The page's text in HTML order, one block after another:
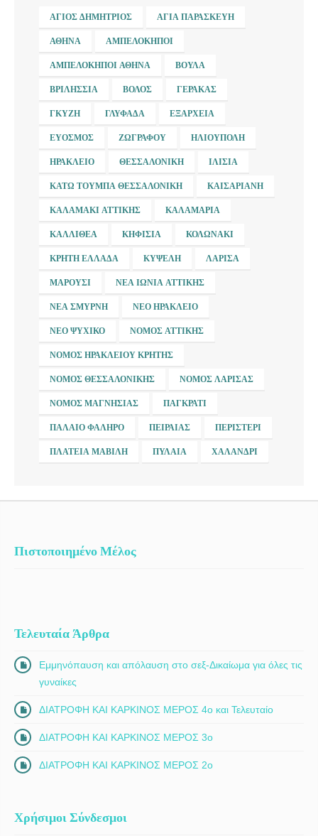
ΆΓΙΟΣ ΔΗΜΉΤΡΙΟΣ ΑΓΊΑ ΠΑΡΑΣΚΕΥΉ
ΑΘΉΝΑ ΑΜΠΕΛΌΚΗΠΟΙ
ΑΜΠΕΛΌΚΗΠΟΙ ΑΘΉΝΑ ΒΟΎΛΑ
ΒΡΙΛΉΣΣΙΑ ΒΌΛΟΣ ΓΈΡΑΚΑΣ
ΓΚΎΖΗ ΓΛΥΦΆΔΑ ΕΞΆΡΧΕΙΑ
ΕΎΟΣΜΟΣ ΖΩΓΡΆΦΟΥ ΗΛΙΟΎΠΟΛΗ
ΗΡΆΚΛΕΙΟ ΘΕΣΣΑΛΟΝΊΚΗ ΙΛΊΣΙΑ
ΚΆΤΩ ΤΟΎΜΠΑ ΘΕΣΣΑΛΟΝΊΚΗ ΚΑΙΣΑΡΙΑΝΉ
ΚΑΛΑΜΆΚΙ ΑΤΤΙΚΉΣ ΚΑΛΑΜΑΡΙΆ
ΚΑΛΛΙΘΈΑ ΚΗΦΙΣΙΆ ΚΟΛΩΝΆΚΙ
ΚΡΉΤΗ ΕΛΛΆΔΑ ΚΥΨΈΛΗ ΛΆΡΙΣΑ
ΜΑΡΟΎΣΙ ΝΈΑ ΙΩΝΊΑ ΑΤΤΙΚΉΣ
ΝΈΑ ΣΜΎΡΝΗ ΝΈΟ ΗΡΆΚΛΕΙΟ
ΝΈΟ ΨΥΧΙΚΌ ΝΟΜΌΣ ΑΤΤΙΚΉΣ
ΝΟΜΌΣ ΗΡΑΚΛΕΊΟΥ ΚΡΉΤΗΣ
ΝΟΜΌΣ ΘΕΣΣΑΛΟΝΊΚΗΣ ΝΟΜΌΣ ΛΆΡΙΣΑΣ
ΝΟΜΌΣ ΜΑΓΝΗΣΊΑΣ ΠΑΓΚΡΆΤΙ
ΠΑΛΑΙΌ ΦΆΛΗΡΟ ΠΕΙΡΑΙΆΣ ΠΕΡΙΣΤΈΡΙ
ΠΛΑΤΕΊΑ ΜΑΒΊΛΗ ΠΥΛΑΊΑ ΧΑΛΆΝΔΡΙ
Πιστοποιημένο Μέλος
Τελευταία Άρθρα
Εμμηνόπαυση και απόλαυση στο σεξ-Δικαίωμα για όλες τις
γυναίκες
ΔΙΑΤΡΟΦΗ ΚΑΙ ΚΑΡΚΙΝΟΣ ΜΕΡΟΣ 4ο και Τελευταίο
ΔΙΑΤΡΟΦΗ ΚΑΙ ΚΑΡΚΙΝΟΣ ΜΕΡΟΣ 3ο
ΔΙΑΤΡΟΦΗ ΚΑΙ ΚΑΡΚΙΝΟΣ ΜΕΡΟΣ 2ο
Χρήσιμοι Σύνδεσμοι